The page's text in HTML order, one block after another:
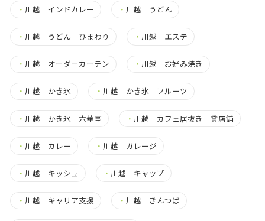
・ 川越 インドカレー ・ 川越 うどん
・ 川越 うどん ひまわり ・ 川越 エステ
・ 川越 オーダーカーテン ・ 川越 お好み焼き
・ 川越 かき氷 ・ 川越 かき氷 フルーツ
・ 川越 かき氷 六華亭 ・ 川越 カフェ居抜き 貸店舗
・ 川越 カレー ・ 川越 ガレージ
・ 川越 キッシュ ・ 川越 キャップ
・ 川越 キャリア支援 ・ 川越 きんつば